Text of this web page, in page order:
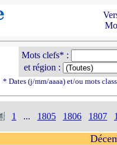
Mots clefs* :
et région :
* Dates (j/mm/aaaa) et/ou mots
1 ... 1805 1806 1807